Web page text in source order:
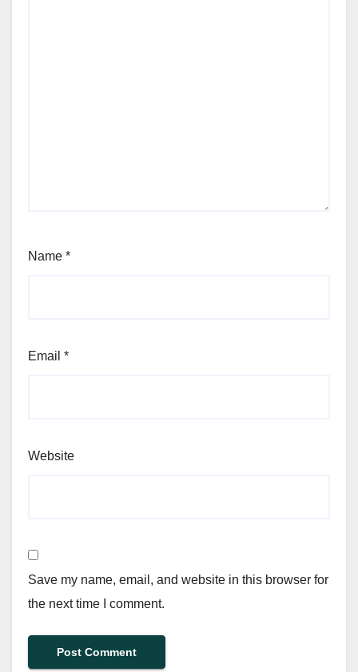
Name *
Email *
Website
Save my name, email, and website in this browser for
the next time I comment.